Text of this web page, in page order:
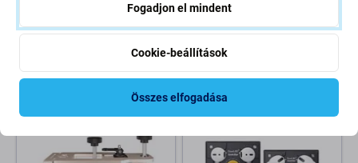
Gépekhez (Apple iPhone 14
Gépekhez (Apple iPhone 14
Fogadjon el mindent
Cookie-beállítások
Összes elfogadása